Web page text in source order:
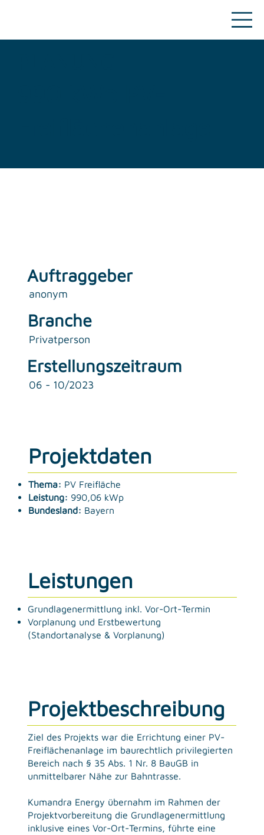
Auftraggeber
anonym
Branche
Privatperson
Erstellungszeitraum
06 - 10/2023
Projektdaten
Thema: PV Freifläche
Leistung: 990,06 kWp
Bundesland: Bayern
Projektbeschreibung
Ziel des Projekts war die Errichtung einer PV-
Freiflächenanlage im baurechtlich privilegierten
Bereich nach § 35 Abs. 1 Nr. 8 BauGB in
unmittelbarer Nähe zur Bahntrasse.
Kumandra Energy übernahm im Rahmen der
Projektvorbereitung die Grundlagenermittlung
inklusive eines Vor-Ort-Termins, führte eine
Leistungen
Grundlagenermittlung inkl. Vor-Ort-Termin
Vorplanung und Erstbewertung
(Standortanalyse & Vorplanung)